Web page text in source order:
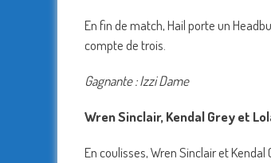
En fin de match, Hail porte un
compte de trois.
Gagnante : Izzi Dame
Wren Sinclair, Kendal Grey et
En coulisses, Wren Sinclair et